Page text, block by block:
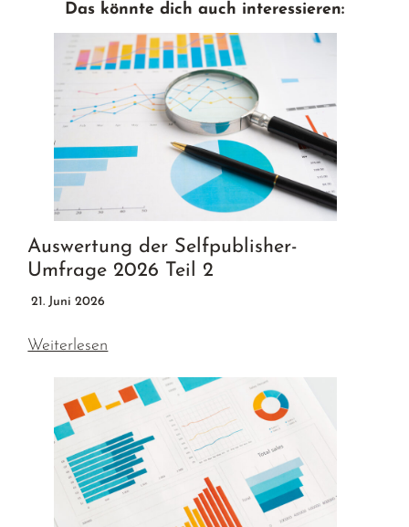
Das könnte dich auch interessieren:
Auswertung der Selfpublisher-
Umfrage 2026 Teil 2
21. Juni 2026
Weiterlesen